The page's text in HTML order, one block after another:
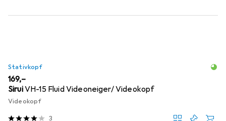
Stativkopf
EUR
169,–
SiruiVH-15 Fluid Videoneiger/ Videokopf
Videokopf
3